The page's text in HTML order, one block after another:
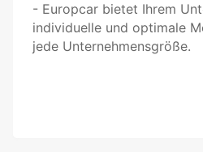
- Europcar bietet Ihrem
individuelle und optimale
jede Unternehmensgröße.